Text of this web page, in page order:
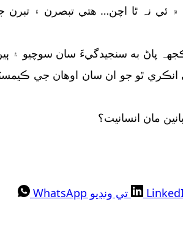
ئي نہ ٿا اچن… هتي تبصرن ۽
پاڻ به سنجيدگيءَ سان سوچيو ۽
انڪري ٿو جو ان سان اوهان جي
مان انسانيت؟
تي ونڊيو WhatsApp